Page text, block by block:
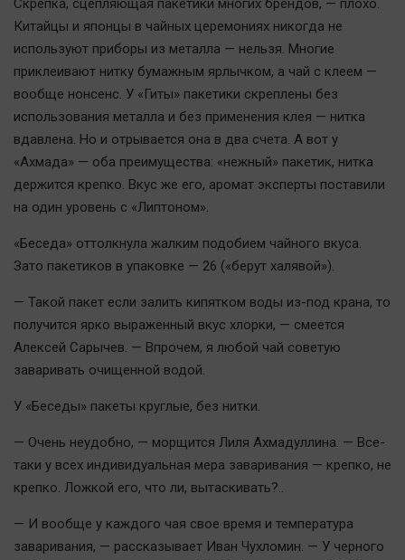
Скрепка, сцепляющая пакетики многих брендов, — плохо.
Китайцы и японцы в чайных церемониях никогда не
используют приборы из металла — нельзя. Многие
приклеивают нитку бумажным ярлычком, а чай с клеем —
вообще нонсенс. У «Гиты» пакетики скреплены без
использования металла и без применения клея — нитка
вдавлена. Но и отрывается она в два счета. А вот у
«Ахмада» — оба преимущества: «нежный» пакетик, нитка
держится крепко. Вкус же его, аромат эксперты поставили
на один уровень с «Липтоном».
«Беседа» оттолкнула жалким подобием чайного вкуса.
Зато пакетиков в упаковке — 26 («берут халявой»).
— Такой пакет если залить кипятком воды из-под крана, то
получится ярко выраженный вкус хлорки, — смеется
Алексей Сарычев. — Впрочем, я любой чай советую
заваривать очищенной водой.
У «Беседы» пакеты круглые, без нитки.
— Очень неудобно, — морщится Лиля Ахмадуллина. — Все-
таки у всех индивидуальная мера заваривания — крепко, не
крепко. Ложкой его, что ли, вытаскивать?..
— И вообще у каждого чая свое время и температура
заваривания, — рассказывает Иван Чухломин. — У черного